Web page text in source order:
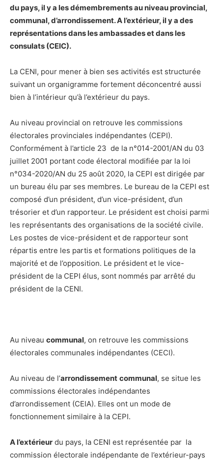
du pays, il y a les démembrements au niveau provincial,
communal, d’arrondissement. A l’extérieur, il y a des
représentations dans les ambassades et dans les
consulats (CEIC).
La CENI, pour mener à bien ses activités est structurée
suivant un organigramme fortement déconcentré aussi
bien à l’intérieur qu’à l’extérieur du pays.
Au niveau provincial on retrouve les commissions
électorales provinciales indépendantes (CEPI).
Conformément à l’article 23 de la n°014-2001/AN du 03
juillet 2001 portant code électoral modifiée par la loi
n°034-2020/AN du 25 août 2020, la CEPI est dirigée par
un bureau élu par ses membres. Le bureau de la CEPI est
composé d’un président, d’un vice-président, d’un
trésorier et d’un rapporteur. Le président est choisi parmi
les représentants des organisations de la société civile.
Les postes de vice-président et de rapporteur sont
répartis entre les partis et formations politiques de la
majorité et de l’opposition. Le président et le vice-
président de la CEPI élus, sont nommés par arrêté du
président de la CENI.
Au niveau communal, on retrouve les commissions
électorales communales indépendantes (CECI).
Au niveau de l’arrondissement communal, se situe les
commissions électorales indépendantes
d’arrondissement (CEIA). Elles ont un mode de
fonctionnement similaire à la CEPI.
A l’extérieur du pays, la CENI est représentée par la
commission électorale indépendante de l’extérieur-pays